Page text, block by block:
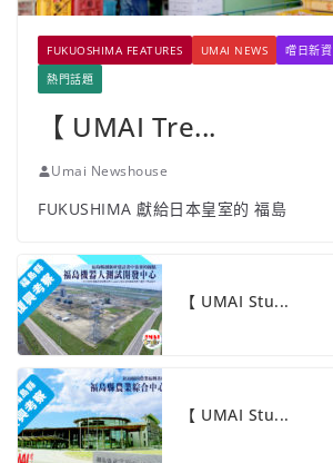
FUKUOSHIMA FEATURES UMAI NEWS 嚐日新資
熱門話題
【 UMAI Tre...
Umai Newshouse
FUKUSHIMA 獻給日本皇室的 福島
【 UMAI Stu...
【 UMAI Stu...